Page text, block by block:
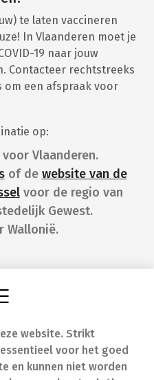
website. Strikt
voor het goed
en kunnen niet worden
te laten vaccineren
In Vlaanderen moet je
19 naar jouw
Contacteer rechtstreeks
een afspraak voor
op:
Vlaanderen.
of de website van de
voor de regio van
Gewest.
Wallonië.
In geval van nood
Contact